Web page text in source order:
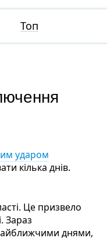
Топ
ударом
кілька днів.
Це призвело
Зараз
днями,